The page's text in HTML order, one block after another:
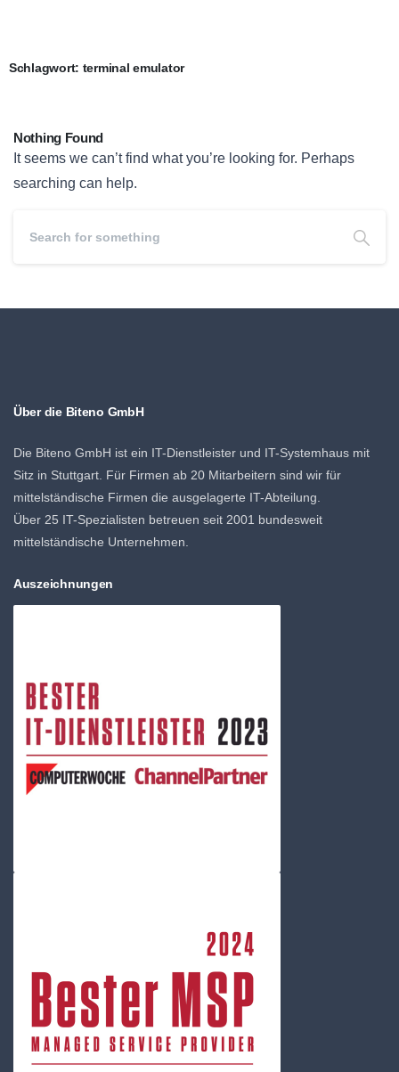
Schlagwort: terminal emulator
Nothing Found
It seems we can’t find what you’re looking for. Perhaps
searching can help.
Über die Biteno GmbH
Die Biteno GmbH ist ein IT-Dienstleister und IT-Systemhaus mit
Sitz in Stuttgart. Für Firmen ab 20 Mitarbeitern sind wir für
mittelständische Firmen die ausgelagerte IT-Abteilung.
Über 25 IT-Spezialisten betreuen seit 2001 bundesweit
mittelständische Unternehmen.
Auszeichnungen